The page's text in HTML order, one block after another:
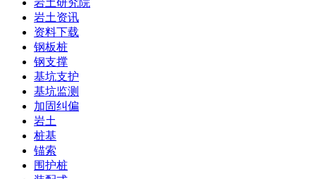
岩土研究院
岩土资讯
资料下载
钢板桩
钢支撑
基坑支护
基坑监测
加固纠偏
岩土
桩基
锚索
围护桩